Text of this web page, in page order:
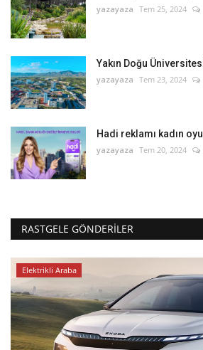
yazayaza Tem 25, 2024
Yakın Doğu
yazayaza Tem 23, 2024
Hadi reklamı kadın
yazayaza Tem 20, 2024
RASTGELE GÖNDERILER
Elektrikli Araba